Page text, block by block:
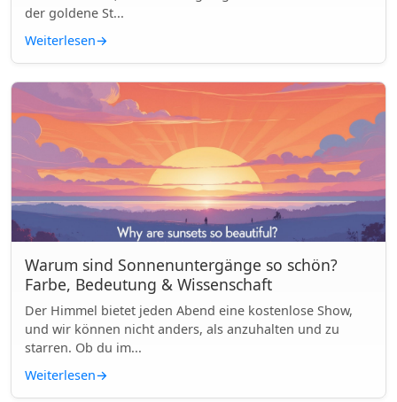
der goldene St...
Weiterlesen→
Warum sind Sonnenuntergänge so schön?
Farbe, Bedeutung & Wissenschaft
Der Himmel bietet jeden Abend eine kostenlose Show,
und wir können nicht anders, als anzuhalten und zu
starren. Ob du im...
Weiterlesen→